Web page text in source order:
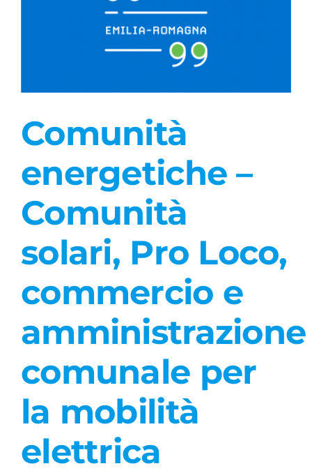
Comunità
energetiche –
Comunità
solari, Pro Loco,
commercio e
amministrazione
comunale per
la mobilità
elettrica